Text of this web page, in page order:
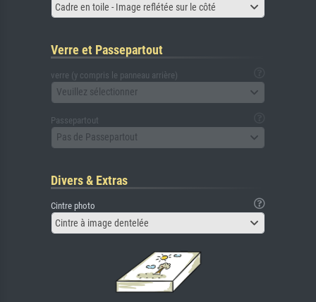
Cadre en toile - Image reflétée sur le côté
Verre et Passepartout
verre (y compris le panneau arrière)
Veuillez sélectionner
Passepartout
Pas de Passepartout
Divers & Extras
Cintre photo
Cintre à image dentelée